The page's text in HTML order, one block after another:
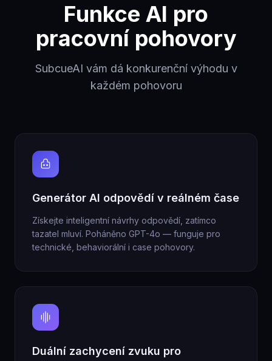
Funkce AI pro
pracovní pohovory
SubcueAI vám dá konkurenční výhodu v
každém pohovoru
Generátor AI odpovědí v reálném čase
Získejte inteligentní návrhy odpovědí, zatímco
tazatel mluví. Poháněno GPT-4o — funguje pro
technické, behaviorální i case pohovory.
Duální zachycení zvuku pro